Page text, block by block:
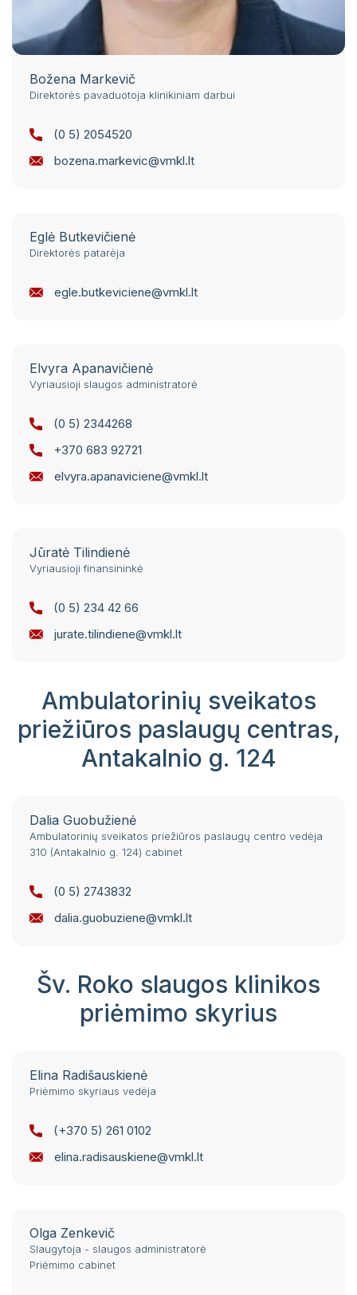
Božena Markevič
Direktorės pavaduotoja klinikiniam darbui
(0 5) 2054520
bozena.markevic@vmkl.lt
Eglė Butkevičienė
Direktorės patarėja
egle.butkeviciene@vmkl.lt
Elvyra Apanavičienė
Vyriausioji slaugos administratorė
(0 5) 2344268
+370 683 92721
elvyra.apanaviciene@vmkl.lt
Jūratė Tilindienė
Vyriausioji finansininkė
(0 5) 234 42 66
jurate.tilindiene@vmkl.lt
Ambulatorinių sveikatos
priežiūros paslaugų centras,
Antakalnio g. 124
Dalia Guobužienė
Ambulatorinių sveikatos priežiūros paslaugų centro vedėja
310 (Antakalnio g. 124) cabinet
(0 5) 2743832
dalia.guobuziene@vmkl.lt
Šv. Roko slaugos klinikos
priėmimo skyrius
Elina Radišauskienė
Priėmimo skyriaus vedėja
(+370 5) 261 0102
elina.radisauskiene@vmkl.lt
Olga Zenkevič
Slaugytoja - slaugos administratorė
Priėmimo cabinet